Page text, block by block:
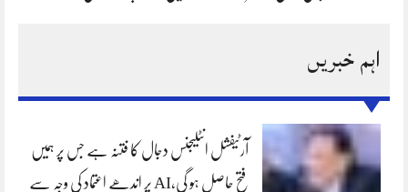
اہم خبریں
آرٹیفشل انٹلیجنس دجال کا فتنہ ہے جس پر ہمیں
فتح حاصل ہو گی،AI پر اندھے اعتماد کی وجہ سے